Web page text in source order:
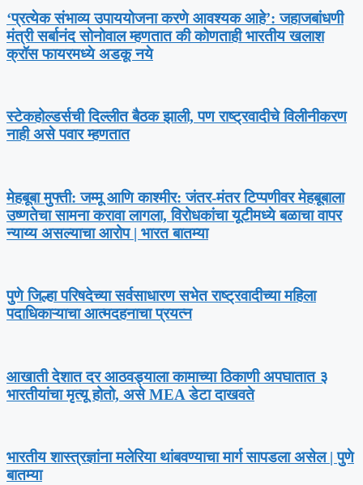
‘प्रत्येक संभाव्य उपाययोजना करणे आवश्यक आहे’: जहाजबांधणी
मंत्री सर्बानंद सोनोवाल म्हणतात की कोणताही भारतीय खलाश
क्रॉस फायरमध्ये अडकू नये
स्टेकहोल्डर्सची दिल्लीत बैठक झाली, पण राष्ट्रवादीचे विलीनीकरण
नाही असे पवार म्हणतात
मेहबूबा मुफ्ती: जम्मू आणि काश्मीर: जंतर-मंतर टिप्पणीवर मेहबूबाला
उष्णतेचा सामना करावा लागला, विरोधकांचा यूटीमध्ये बळाचा वापर
न्याय्य असल्याचा आरोप | भारत बातम्या
पुणे जिल्हा परिषदेच्या सर्वसाधारण सभेत राष्ट्रवादीच्या महिला
पदाधिकाऱ्याचा आत्मदहनाचा प्रयत्न
आखाती देशात दर आठवड्याला कामाच्या ठिकाणी अपघातात ३
भारतीयांचा मृत्यू होतो, असे MEA डेटा दाखवते
भारतीय शास्त्रज्ञांना मलेरिया थांबवण्याचा मार्ग सापडला असेल | पुणे
बातम्या